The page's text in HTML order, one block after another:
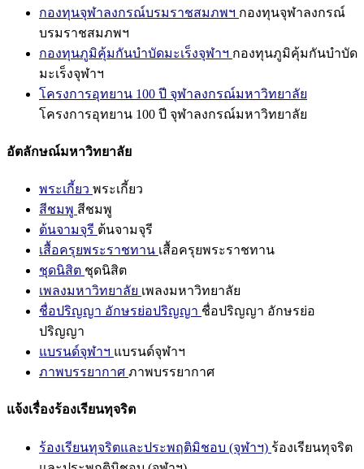
กองทุนจุฬาลงกรณ์บรมราชสมภพฯ กองทุนจุฬาลงกรณ์
บรมราชสมภพฯ
กองทุนภูมิคุ้มกันบำบัดมะเร็งจุฬาฯ กองทุนภูมิคุ้มกันบำบัด
มะเร็งจุฬาฯ
โครงการอุทยาน 100 ปี จุฬาลงกรณ์มหาวิทยาลัย
โครงการอุทยาน 100 ปี จุฬาลงกรณ์มหาวิทยาลัย
อัตลักษณ์มหาวิทยาลัย
พระเกี้ยว พระเกี้ยว
สีชมพู สีชมพู
ต้นจามจุรี ต้นจามจุรี
เสื้อครุยพระราชทาน เสื้อครุยพระราชทาน
ชุดนิสิต ชุดนิสิต
เพลงมหาวิทยาลัย เพลงมหาวิทยาลัย
ชื่อปริญญา อักษรย่อปริญญา ชื่อปริญญา อักษรย่อ
ปริญญา
แบรนด์จุฬาฯ แบรนด์จุฬาฯ
ภาพบรรยากาศ ภาพบรรยากาศ
แจ้งเรื่องร้องเรียนทุจริต
ร้องเรียนทุจริตและประพฤติมิชอบ (จุฬาฯ) ร้องเรียนทุจริต